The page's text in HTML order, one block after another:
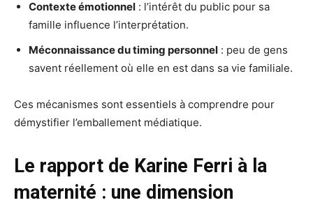
Contexte émotionnel : l’intérêt du public pour sa
famille influence l’interprétation.
Méconnaissance du timing personnel : peu de gens
savent réellement où elle en est dans sa vie familiale.
Ces mécanismes sont essentiels à comprendre pour
démystifier l’emballement médiatique.
Le rapport de Karine Ferri à la
maternité : une dimension